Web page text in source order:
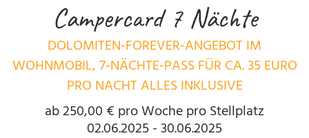
Campercard 7 Nächte
DOLOMITEN-FOREVER-ANGEBOT IM
WOHNMOBIL, 7-NÄCHTE-PASS FÜR CA. 35 EURO
PRO NACHT ALLES INKLUSIVE
ab 250,00 € pro Woche pro Stellplatz
02.06.2025 - 30.06.2025